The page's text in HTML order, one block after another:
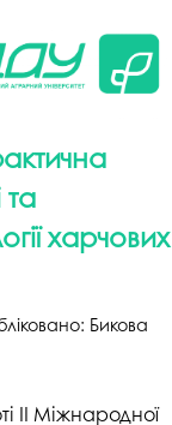
харчових
Бикова
ІІ Міжнародної